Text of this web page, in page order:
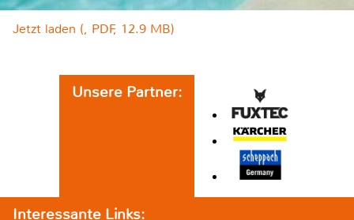
Jetzt laden (, PDF, 12.9 MB)
Unsere Partner:
Interessante Links: